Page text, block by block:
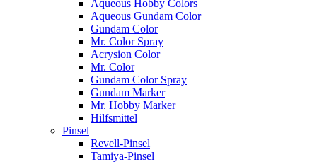
Aqueous Hobby Colors
Aqueous Gundam Color
Gundam Color
Mr. Color Spray
Acrysion Color
Mr. Color
Gundam Color Spray
Gundam Marker
Mr. Hobby Marker
Hilfsmittel
Pinsel
Revell-Pinsel
Tamiya-Pinsel